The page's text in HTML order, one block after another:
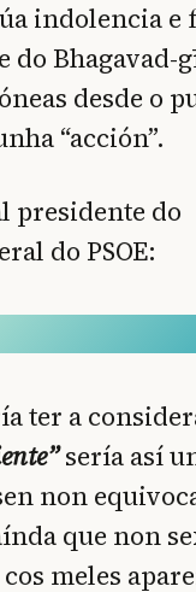
indolencia e
do Bhagavad-
desde o
“acción”.
presidente do
do PSOE:
ter a
sería así
non
que non
meles